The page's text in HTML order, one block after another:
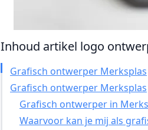
Inhoud artikel logo
Grafisch ontwerper Merksplas
Grafisch ontwerper Merksplas
Grafisch ontwerper in
Waarvoor kan je mij als